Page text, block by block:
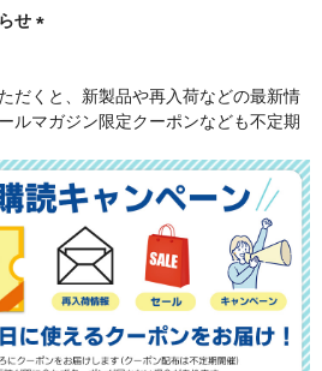
せ
須
)
だくと、新製品や再入荷などの最新情
ルマガジン限定クーポンなども不定期